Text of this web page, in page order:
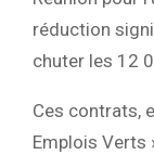
réduction
chuter les 12
Ces contrats,
Emplois Verts